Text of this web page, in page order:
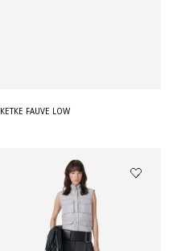
FAUVE LOW